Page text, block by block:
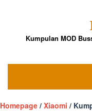
Kumpulan MOD
Homepage / Xiaomi /